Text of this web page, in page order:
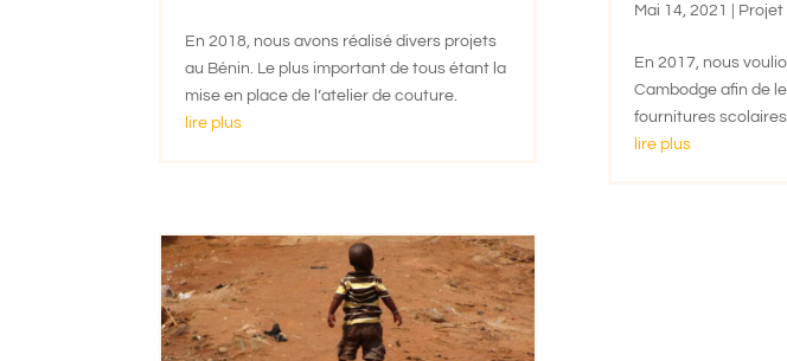
En 2018, nous avons réalisé divers projets
au Bénin. Le plus important de tous étant la
mise en place de l’atelier de couture.
lire plus
Mai 14, 2021
En 2017, nous
Cambodge afin de
fournitures
lire plus